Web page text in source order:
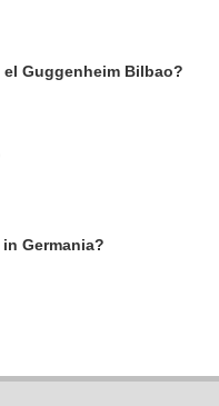
Guggenheim Bilbao?
Germania?